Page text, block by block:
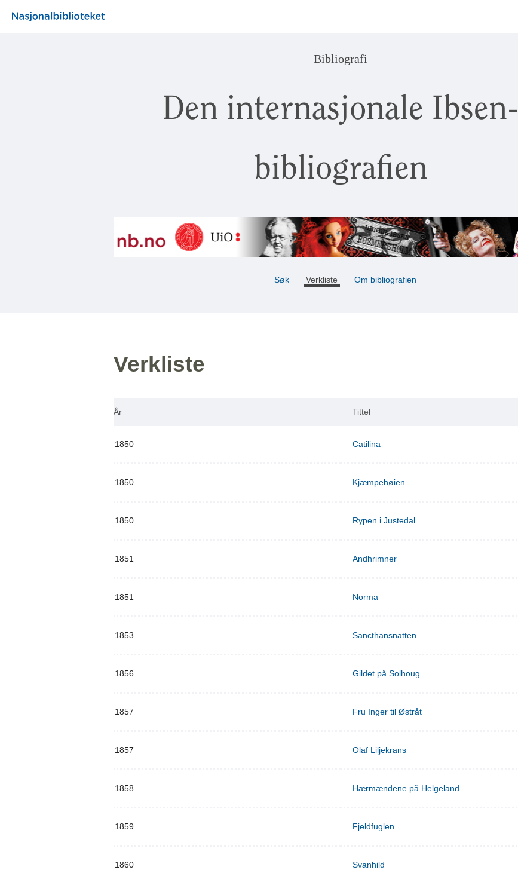
Bibliografi
Den internasjonale Ibsen-
bibliografien
Søk Verkliste Om bibliografien
Verkliste
År Tittel
1850 Catilina
1850 Kjæmpehøien
1850 Rypen i Justedal
1851 Andhrimner
1851 Norma
1853 Sancthansnatten
1856 Gildet på Solhoug
1857 Fru Inger til Østråt
1857 Olaf Liljekrans
1858 Hærmændene på Helgeland
1859 Fjeldfuglen
1860 Svanhild